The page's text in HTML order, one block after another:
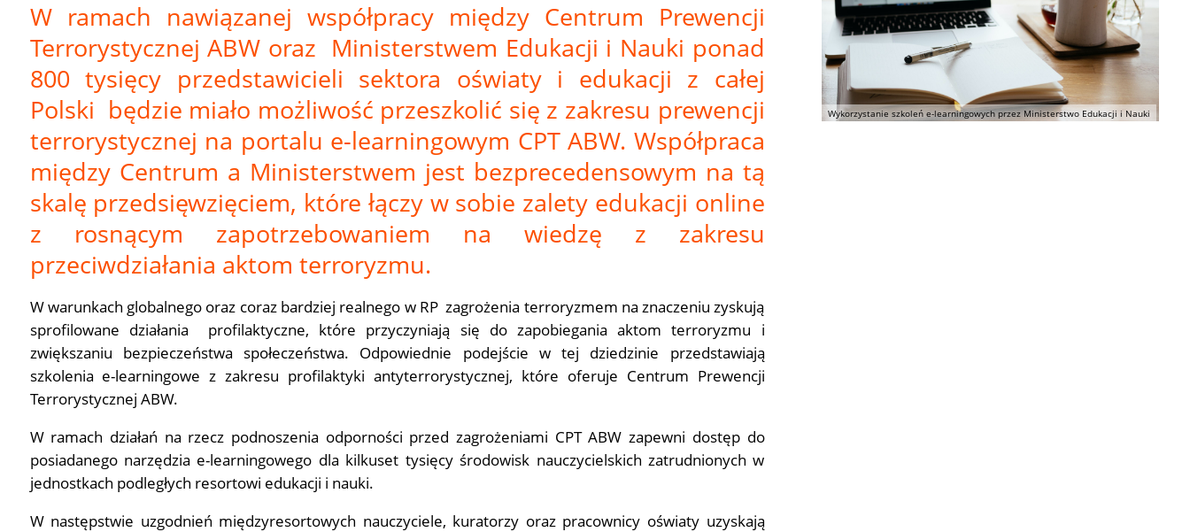
W ramach nawiązanej współpracy między Centrum Prewencji
Terrorystycznej ABW oraz Ministerstwem Edukacji i Nauki ponad
800 tysięcy przedstawicieli sektora oświaty i edukacji z całej
Polski będzie miało możliwość przeszkolić się z zakresu prewencji
terrorystycznej na portalu e-learningowym CPT ABW. Współpraca
między Centrum a Ministerstwem jest bezprecedensowym na tą
skalę przedsięwzięciem, które łączy w sobie zalety edukacji online
z rosnącym zapotrzebowaniem na wiedzę z zakresu
przeciwdziałania aktom terroryzmu.
W warunkach globalnego oraz coraz bardziej realnego w RP zagrożenia terroryzmem na znaczeniu zyskują
sprofilowane działania profilaktyczne, które przyczyniają się do zapobiegania aktom terroryzmu i
zwiększaniu bezpieczeństwa społeczeństwa. Odpowiednie podejście w tej dziedzinie przedstawiają
szkolenia e-learningowe z zakresu profilaktyki antyterrorystycznej, które oferuje Centrum Prewencji
Terrorystycznej ABW.
W ramach działań na rzecz podnoszenia odporności przed zagrożeniami CPT ABW zapewni dostęp do
posiadanego narzędzia e-learningowego dla kilkuset tysięcy środowisk nauczycielskich zatrudnionych w
jednostkach podległych resortowi edukacji i nauki.
W następstwie uzgodnień międzyresortowych nauczyciele, kuratorzy oraz pracownicy oświaty uzyskają
Wykorzystanie szkoleń e-learningowych przez Ministerstwo Edukacji i Nauki